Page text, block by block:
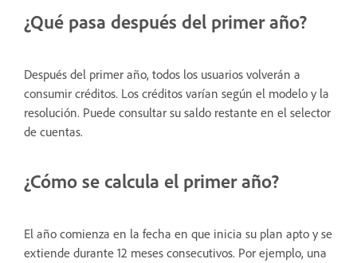
¿Qué pasa después del primer año?
Después del primer año, todos los usuarios volverán a
consumir créditos. Los créditos varían según el modelo y la
resolución. Puede consultar su saldo restante en el selector
de cuentas.
¿Cómo se calcula el primer año?
El año comienza en la fecha en que inicia su plan apto y se
extiende durante 12 meses consecutivos. Por ejemplo, una